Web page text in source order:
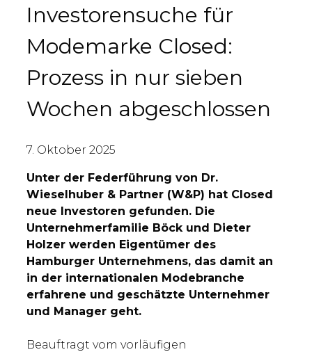
Investorensuche für
Modemarke Closed:
Prozess in nur sieben
Wochen abgeschlossen
7. Oktober 2025
Unter der Federführung von Dr.
Wieselhuber & Partner (W&P) hat Closed
neue Investoren gefunden. Die
Unternehmerfamilie Böck und Dieter
Holzer werden Eigentümer des
Hamburger Unternehmens, das damit an
in der internationalen Modebranche
erfahrene und geschätzte Unternehmer
und Manager geht.
Beauftragt vom vorläufigen